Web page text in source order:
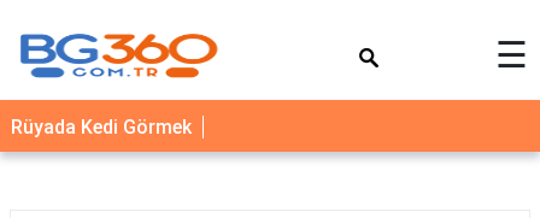
YEMEK
TARİFLERİ
☰
Rüyada Kedi Görmek